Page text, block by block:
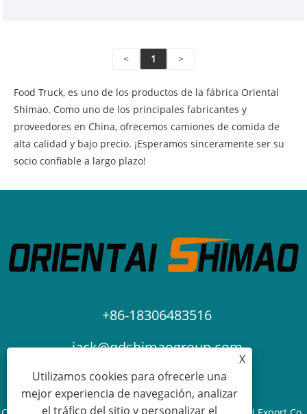
< 1 >
Food Truck, es uno de los productos de la fábrica Oriental
Shimao. Como uno de los principales fabricantes y
proveedores en China, ofrecemos camiones de comida de
alta calidad y bajo precio. ¡Esperamos sinceramente ser su
socio confiable a largo plazo!
+86-18306483516
jack@qdshimaogroup.com
X
Utilizamos cookies para ofrecerle una
mejor experiencia de navegación, analizar
el tráfico del sitio y personalizar el